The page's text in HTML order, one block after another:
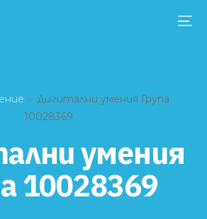
Дигитални умения Група
10028369
умения
10028369